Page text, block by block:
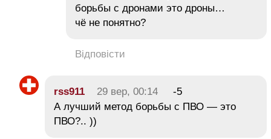
борьбы с дронами это дроны…
чё не понятно?
Відповісти
rss911 29 вер, 00:14
-5
А лучший метод борьбы с ПВО — это
ПВО?.. ))